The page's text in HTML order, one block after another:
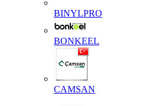
BINYLPRO
BONKEEL
CAMSAN